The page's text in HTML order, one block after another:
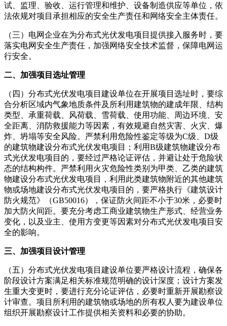
试、监理、验收、运行管理和维护、设备制造供应等单位，依
法依规对项目承担相应的安全生产责任和网络安全主体责任。
（三）电网企业在为分布式光伏发电项目提供接入服务时，要
落实电网安全生产责任，加强网络安全技术监督，保障电网运
行安全。
二、加强项目选址管理
（四）分布式光伏发电项目建设单位在开展项目选址时，要综
合分析区域内气象地质条件及所利用建筑物的建成年限、结构
类型、承重荷载、风荷载、雪荷载、使用功能、周边环境、安
全距离、消防救援能力等因素，有效规避自然灾害、火灾、爆
炸、坍塌等安全风险。严禁利用危险性鉴定等级为C级、D级
的建筑物建设分布式光伏发电项目；利用B级建筑物建设分布
式光伏发电项目的，要经过严格论证评估，并避让处于危险状
态的结构构件。严禁利用火灾危险性类别为甲类、乙类的建筑
物建设分布式光伏发电项目，利用此类建筑物附近的其他建筑
物或场地建设分布式光伏发电项目的，要严格执行《建筑设计
防火规范》（GB50016），保证防火间距不小于30米，必要时
加大防火间距。要充分考虑工商业建筑物生产形式、经营业务
变化，以及业主、使用方变更等因素对分布式光伏发电项目安
全的影响。
三、加强项目设计管理
（五）分布式光伏发电项目建设单位要严格设计流程，确保各
阶段设计方案满足相关标准规范明确的设计深度；设计方案发
生重大变更时，要进行充分论证评估，必要时重新开展勘察设
计审查。项目所利用的建筑物或场地的所有权人要为建设单位
组织开展勘察设计工作提供相关资料和必要的协助。